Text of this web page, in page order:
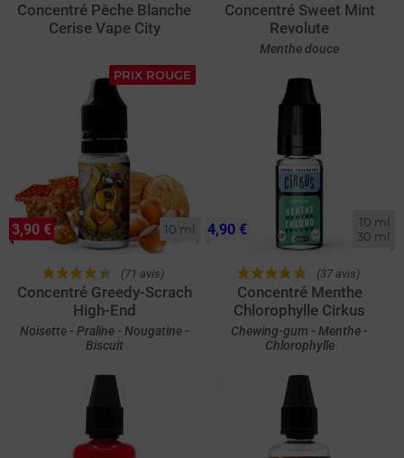
Concentré Pêche Blanche
Cerise Vape City
Concentré Sweet Mint
Revolute
Menthe douce
PRIX ROUGE
10 ml
(71 avis)
Concentré Greedy-Scrach
High-End
Noisette - Praline - Nougatine -
Biscuit
3,90 €
10 ml
30 ml
(37 avis)
Concentré Menthe
Chlorophylle Cirkus
Chewing-gum - Menthe -
Chlorophylle
4,90 €